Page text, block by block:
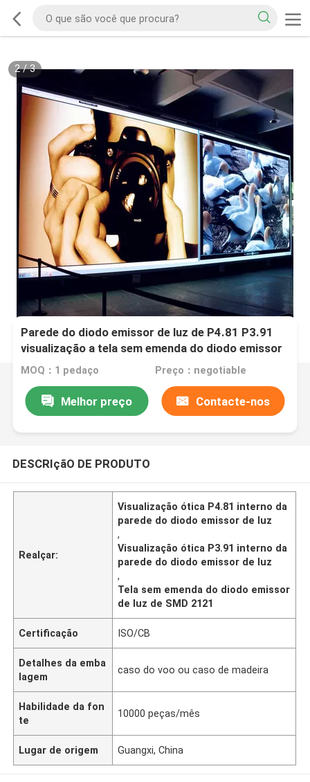
2/3
Parede do diodo emissor de luz de P4.81 P3.91
visualização a tela sem emenda do diodo emissor
de luz de SMD 2121 internos
MOQ：1 pedaço Preço：negotiable
Melhor preço Contacte-nos
DESCRIçãO DE PRODUTO
Realçar:
Visualização ótica P4.81 interno da
parede do diodo emissor de luz
,
Visualização ótica P3.91 interno da
parede do diodo emissor de luz
,
Tela sem emenda do diodo emissor
de luz de SMD 2121
Certificação ISO/CB
Detalhes da emba
lagem
caso do voo ou caso de madeira
Habilidade da fon
te
10000 peças/mês
Lugar de origem Guangxi, China